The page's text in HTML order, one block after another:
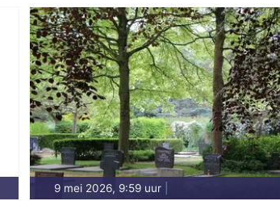
9 mei 2026, 9:59 uur|